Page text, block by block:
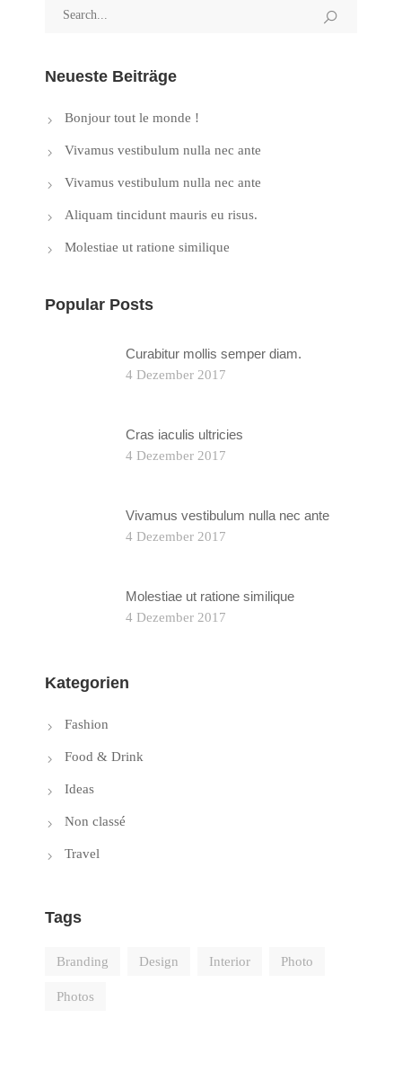
Neueste Beiträge
Bonjour tout le monde !
Vivamus vestibulum nulla nec ante
Vivamus vestibulum nulla nec ante
Aliquam tincidunt mauris eu risus.
Molestiae ut ratione similique
Popular Posts
Curabitur mollis semper diam.
4 Dezember 2017
Cras iaculis ultricies
4 Dezember 2017
Vivamus vestibulum nulla nec ante
4 Dezember 2017
Molestiae ut ratione similique
4 Dezember 2017
Kategorien
Fashion
Food & Drink
Ideas
Non classé
Travel
Tags
Branding Design Interior Photo
Photos